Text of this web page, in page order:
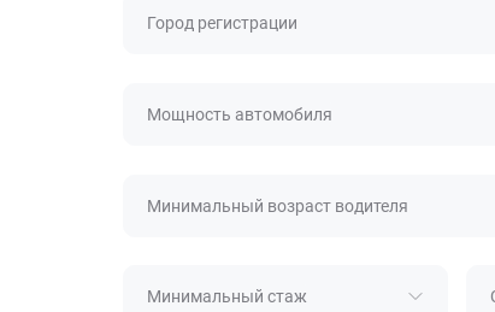
Город регистрации
Мощность автомобиля
Минимальный возраст водителя
Минимальный стаж